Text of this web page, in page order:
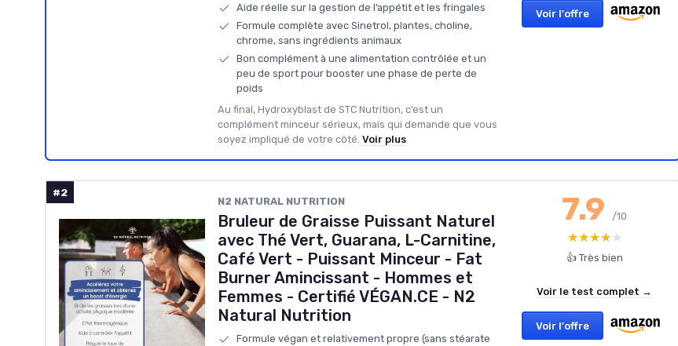
Aide réelle sur la gestion de l’appétit et les fringales
Formule complète avec Sinetrol, plantes, choline,
chrome, sans ingrédients animaux
Bon complément à une alimentation contrôlée et un
peu de sport pour booster une phase de perte de
poids
Au final, Hydroxyblast de STC Nutrition, c’est un
complément minceur sérieux, mais qui demande que vous
soyez impliqué de votre côté. Voir plus
Voir l'offre
#2
N2 NATURAL NUTRITION
Bruleur de Graisse Puissant Naturel
avec Thé Vert, Guarana, L-Carnitine,
Café Vert - Puissant Minceur - Fat
Burner Amincissant - Hommes et
Femmes - Certifié VÉGAN.CE - N2
Natural Nutrition
Formule végan et relativement propre (sans stéarate
7.9/10
★★★★★
★★★★★
👍 Très bien
Voir le test complet →
Voir l'offre